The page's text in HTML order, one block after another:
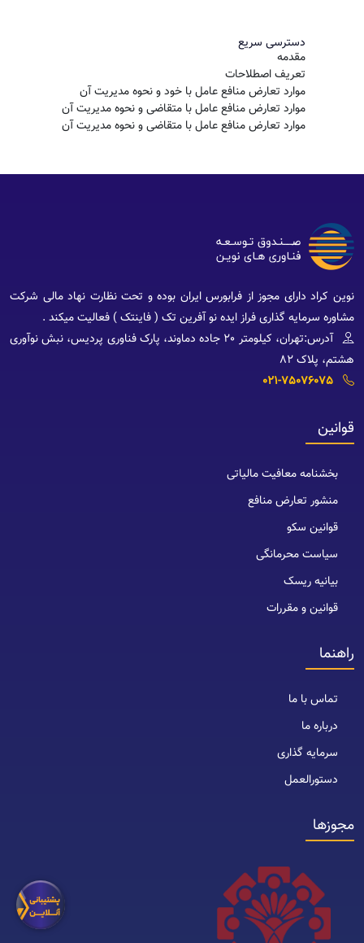
دسترسی سریع
مقدمه
تعریف اصطلاحات
موارد تعارض منافع عامل با خود و نحوه مدیریت آن
موارد تعارض منافع عامل با متقاضی و نحوه مدیریت آن
موارد تعارض منافع عامل با متقاضی و نحوه مدیریت آن
نوین کراد دارای مجوز از فرابورس ایران بوده و تحت نظارت نهاد مالی شرکت
مشاوره سرمایه گذاری فراز ایده نو آفرین تک ( فاینتک ) فعالیت میکند .
آدرس:تهران، کیلومتر 20 جاده دماوند، پارک فناوری پردیس، نبش نوآوری
هشتم، پلاک 82
قوانین
بخشنامه معافیت مالیاتی
منشور تعارض منافع
قوانین سکو
سیاست محرمانگی
بیانیه ریسک
قوانین و مقررات
راهنما
تماس با ما
درباره ما
سرمایه گذاری
دستورالعمل
مجوزها